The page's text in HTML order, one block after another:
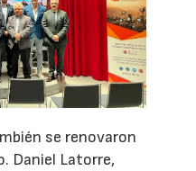
se renovaron
Daniel Latorre,